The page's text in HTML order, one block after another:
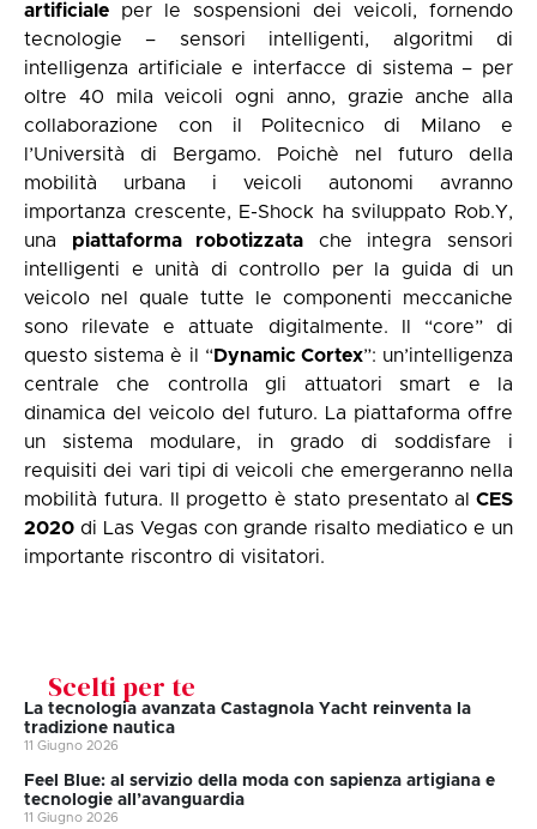
artificiale per le sospensioni dei veicoli, fornendo
tecnologie – sensori intelligenti, algoritmi di
intelligenza artificiale e interfacce di sistema – per
oltre 40 mila veicoli ogni anno, grazie anche alla
collaborazione con il Politecnico di Milano e
l’Università di Bergamo. Poichè nel futuro della
mobilità urbana i veicoli autonomi avranno
importanza crescente, E-Shock ha sviluppato Rob.Y,
una piattaforma robotizzata che integra sensori
intelligenti e unità di controllo per la guida di un
veicolo nel quale tutte le componenti meccaniche
sono rilevate e attuate digitalmente. Il “core” di
questo sistema è il “ Dynamic Cortex”: un’intelligenza
centrale che controlla gli attuatori smart e la
dinamica del veicolo del futuro. La piattaforma offre
un sistema modulare, in grado di soddisfare i
requisiti dei vari tipi di veicoli che emergeranno nella
mobilità futura. Il progetto è stato presentato al
CES
2020 di Las Vegas con grande risalto mediatico e un
importante riscontro di visitatori.
Scelti per te
La tecnologia avanzata Castagnola Yacht reinventa la
tradizione nautica
11 Giugno 2026
Feel Blue: al servizio della moda con sapienza artigiana e
tecnologie all’avanguardia
11 Giugno 2026